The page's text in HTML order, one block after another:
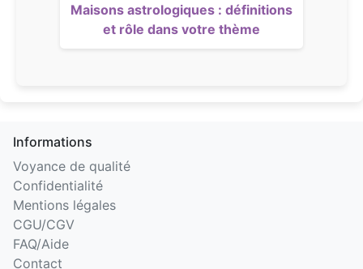
Maisons astrologiques : définitions
et rôle dans votre thème
Informations
Voyance de qualité
Confidentialité
Mentions légales
CGU/CGV
FAQ/Aide
Contact